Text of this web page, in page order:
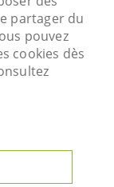
- 95800
72 00
partager du
pouvez
cookies dès